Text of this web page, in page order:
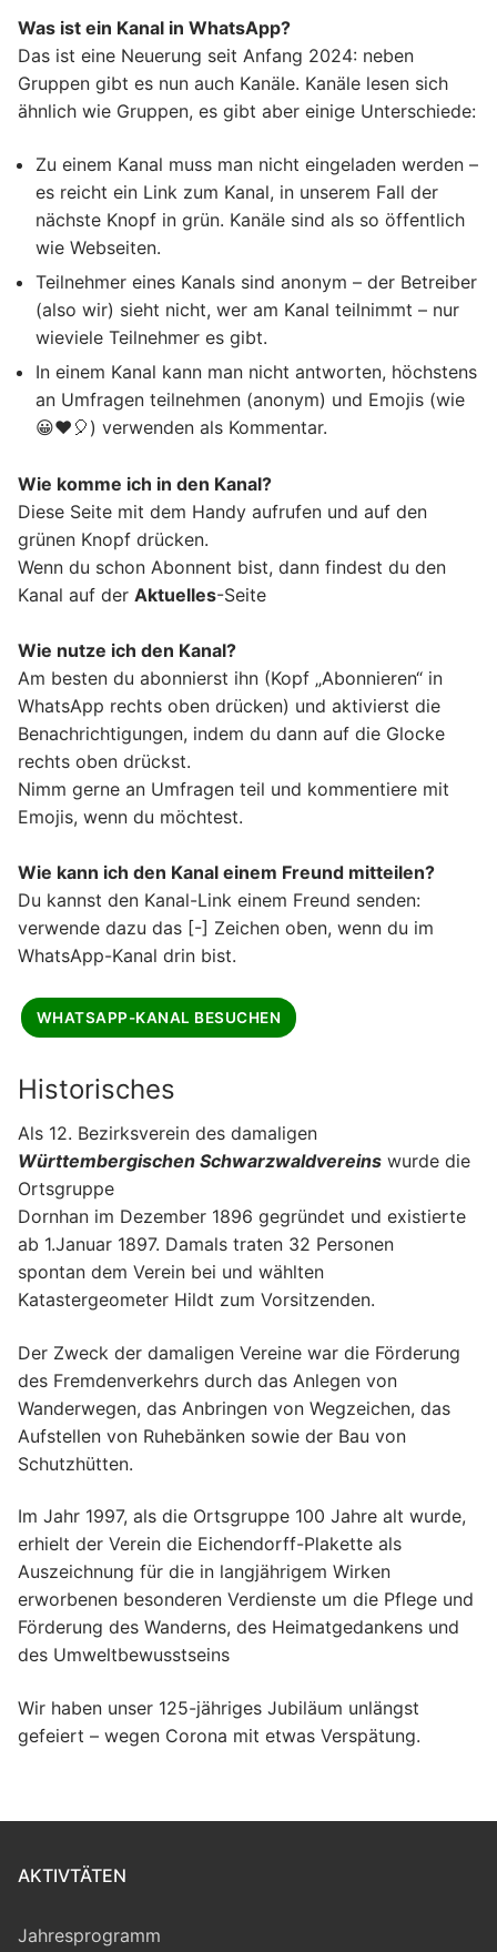
Was ist ein Kanal in WhatsApp?
Das ist eine Neuerung seit Anfang 2024: neben
Gruppen gibt es nun auch Kanäle. Kanäle lesen sich
ähnlich wie Gruppen, es gibt aber einige Unterschiede:
Zu einem Kanal muss man nicht eingeladen werden –
es reicht ein Link zum Kanal, in unserem Fall der
nächste Knopf in grün. Kanäle sind als so öffentlich
wie Webseiten.
Teilnehmer eines Kanals sind anonym – der Betreiber
(also wir) sieht nicht, wer am Kanal teilnimmt – nur
wieviele Teilnehmer es gibt.
In einem Kanal kann man nicht antworten, höchstens
an Umfragen teilnehmen (anonym) und Emojis (wie
😀❤🎈) verwenden als Kommentar.
Wie komme ich in den Kanal?
Diese Seite mit dem Handy aufrufen und auf den
grünen Knopf drücken.
Wenn du schon Abonnent bist, dann findest du den
Kanal auf der Aktuelles-Seite
Wie nutze ich den Kanal?
Am besten du abonnierst ihn (Kopf „Abonnieren“ in
WhatsApp rechts oben drücken) und aktivierst die
Benachrichtigungen, indem du dann auf die Glocke
rechts oben drückst.
Nimm gerne an Umfragen teil und kommentiere mit
Emojis, wenn du möchtest.
Wie kann ich den Kanal einem Freund mitteilen?
Du kannst den Kanal-Link einem Freund senden:
verwende dazu das [-] Zeichen oben, wenn du im
WhatsApp-Kanal drin bist.
WHATSAPP-KANAL BESUCHEN
Historisches
Als 12. Bezirksverein des damaligen
Württembergischen Schwarzwaldvereins wurde die
Ortsgruppe
Dornhan im Dezember 1896 gegründet und existierte
ab 1.Januar 1897. Damals traten 32 Personen
spontan dem Verein bei und wählten
Katastergeometer Hildt zum Vorsitzenden.
Der Zweck der damaligen Vereine war die Förderung
des Fremdenverkehrs durch das Anlegen von
Wanderwegen, das Anbringen von Wegzeichen, das
Aufstellen von Ruhebänken sowie der Bau von
Schutzhütten.
Im Jahr 1997, als die Ortsgruppe 100 Jahre alt wurde,
erhielt der Verein die Eichendorff-Plakette als
Auszeichnung für die in langjährigem Wirken
erworbenen besonderen Verdienste um die Pflege und
Förderung des Wanderns, des Heimatgedankens und
des Umweltbewusstseins
Wir haben unser 125-jähriges Jubiläum unlängst
gefeiert – wegen Corona mit etwas Verspätung.
AKTIVTÄTEN
Jahresprogramm